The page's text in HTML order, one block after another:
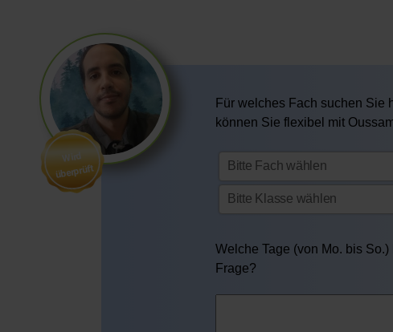
Wird
überprüft
Für welches Fach suchen Sie
können Sie flexibel mit
Welche Tage (von Mo. bis
Frage?